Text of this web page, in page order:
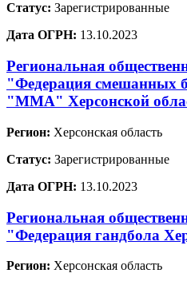
Статус: Зарегистрированные
Дата ОГРН: 13.10.2023
Региональная
"Федерация смешанных
"ММА" Херсонской
Регион: Херсонская область
Статус: Зарегистрированные
Дата ОГРН: 13.10.2023
Региональная
"Федерация гандбола
Регион: Херсонская область